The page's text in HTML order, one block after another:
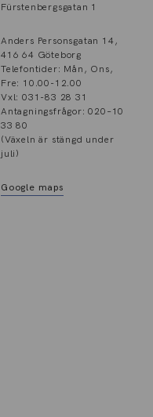
Fürstenbergsgatan 1
Anders Personsgatan 14,
416 64 Göteborg
Telefontider: Mån, Ons,
Fre: 10.00-12.00
Vxl: 031-83 28 31
Antagningsfrågor: 020–10
33 80
(Växeln är stängd under
juli)
Google maps